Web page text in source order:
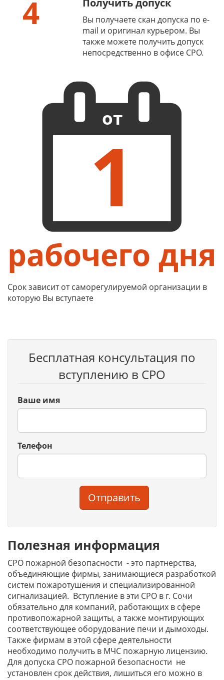
4 Получить допуск
Вы получаете скан допуска по e-
mail и оригинал курьером. Вы
также можете получить допуск
непосредственно в офисе СРО.
от
1
рабочего дня
Срок зависит от саморегулируемой организации в
которую Вы вступаете
Бесплатная консультация по
вступлению в СРО
Ваше имя
Телефон
Отправить
Полезная информация
СРО пожарной безопасности - это партнерства,
объединяющие фирмы, занимающиеся разработкой
систем пожаротушения и специализированной
сигнализацией. Вступление в эти СРО в г. Сочи
обязательно для компаний, работающих в сфере
противопожарной защиты, а также монтирующих
соответствующее оборудование печи и дымоходы.
Также фирмам в этой сфере деятельности
необходимо получить в МЧС пожарную лицензию.
Для допуска СРО пожарной безопасности не
установлен срок действия, лишиться его можно в